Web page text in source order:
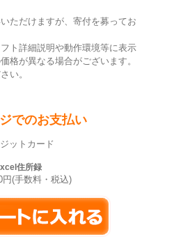
ただけますが、寄付を募ってお
ト詳細説明や動作環境等に表示
格が異なる場合がございます。
い。
でのお支払い
ットカード
住所録
円(手数料・税込)